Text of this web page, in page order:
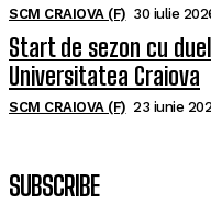
SCM CRAIOVA (F) 30 iulie
Start de sezon cu
Universitatea Craiova
SCM CRAIOVA (F) 23 iunie
SUBSCRIBE